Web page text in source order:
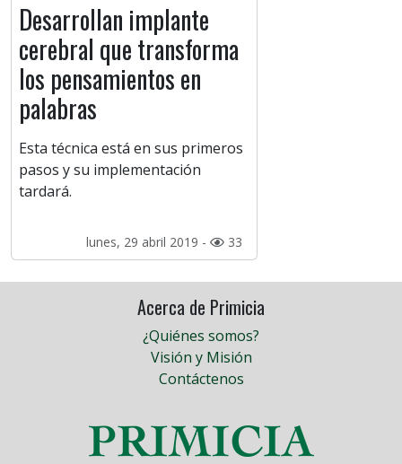
Desarrollan implante
cerebral que transforma
los pensamientos en
palabras
Esta técnica está en sus primeros
pasos y su implementación
tardará.
lunes, 29 abril 2019 - 33
Acerca de Primicia
¿Quiénes somos?
Visión y Misión
Contáctenos